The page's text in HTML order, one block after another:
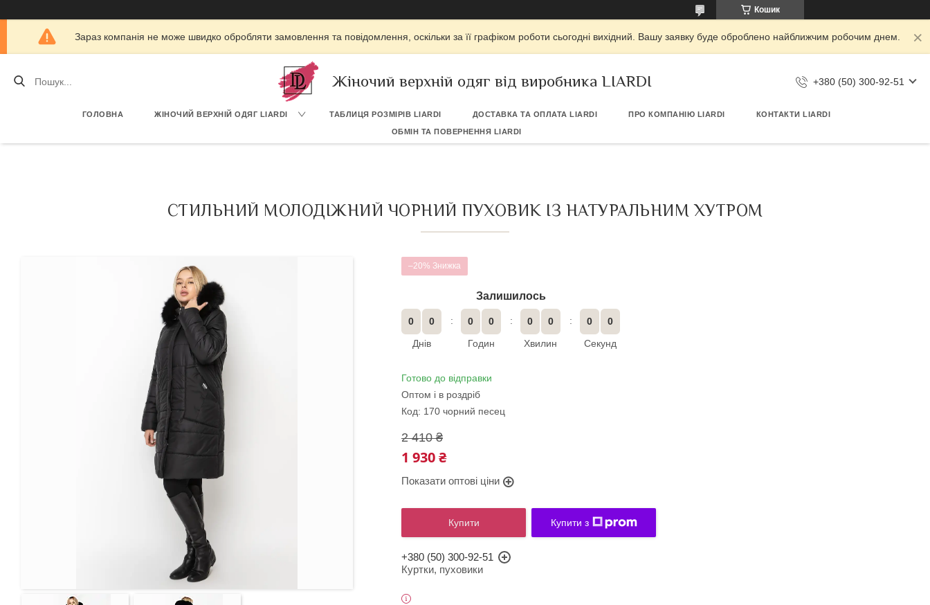
Кошик
Зараз компанія не може швидко обробляти замовлення та повідомлення, оскільки за її графіком роботи сьогодні вихідний. Вашу заявку буде оброблено найближчим робочим днем.
Жіночий верхній одяг від виробника LIARDI +380 (50) 300-92-51
ГОЛОВНА ЖІНОЧИЙ ВЕРХНІЙ ОДЯГ LIARDI ТАБЛИЦЯ РОЗМІРІВ LIARDI ДОСТАВКА ТА ОПЛАТА LIARDI ПРО КОМПАНІЮ LIARDI КОНТАКТИ LIARDI
ОБМІН ТА ПОВЕРНЕННЯ LIARDI
СТИЛЬНИЙ МОЛОДІЖНИЙ ЧОРНИЙ ПУХОВИК ІЗ НАТУРАЛЬНИМ ХУТРОМ
–20%
Залишилось
0
0
Днів
0
0
Годин
0
0
Хвилин
0
0
Секунд
Готово до відправки
Оптом і в роздріб
Код: 170 чорний песец
2 410 ₴
1 930 ₴
Показати оптові ціни
Купити Купити з
+380 (50) 300-92-51
Куртки, пуховики